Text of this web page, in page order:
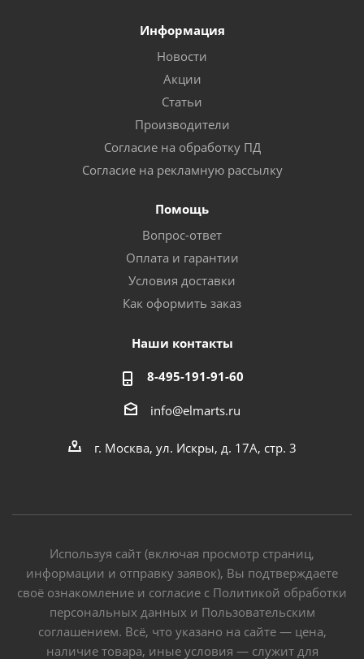
Информация
Новости
Акции
Статьи
Производители
Согласие на обработку ПД
Согласие на рекламную рассылку
Помощь
Вопрос-ответ
Оплата и гарантии
Условия доставки
Как оформить заказ
Наши контакты
8-495-191-91-60
info@elmarts.ru
г. Москва, ул. Искры, д. 17А, стр. 3
Используя сайт (включая просмотр страниц,
информации и отправку заявок), Вы подтверждаете
своё ознакомление и согласие с Политикой обработки
персональных данных и Пользовательским
соглашением. Всё, что указано на сайте — цена,
наличие товара, иные условия — служит для